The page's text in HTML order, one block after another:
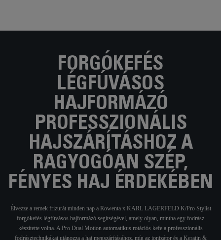
FORGÓKEFÉS
LÉGFÚVÁSOS
HAJFORMÁZÓ
PROFESSZIONÁLIS
HAJSZÁRÍTÁSHOZ A
RAGYOGÓAN SZÉP,
FÉNYES HAJ ÉRDEKÉBEN
Élvezze a remek frizurát minden nap a Rowenta x KARL LAGERFELD K/Pro Stylist
forgókefés légfúvásos hajformázó segítségével, amely olyan, mintha egy fodrász
készítette volna. A Pro Dual Motion automatikus rotációs kefe a professzionális
fodrásztechnikákat utánozza a haj megszárításához, míg az ionizátor és a Keratin &